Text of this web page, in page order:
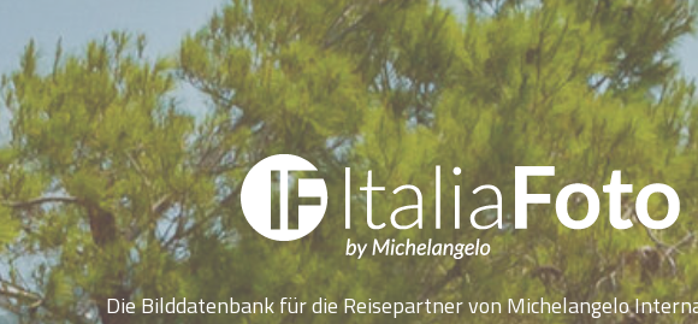
Die Bilddatenbank für die Reisepartner von Michelangelo